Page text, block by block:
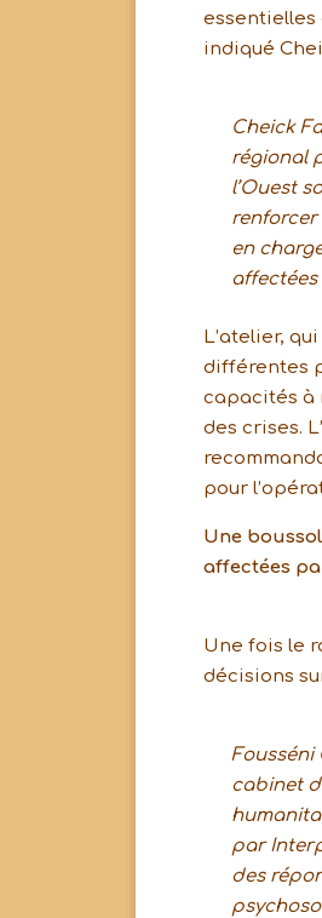
essentielles
indiqué
Cheick
régional
l’Ouest
renforcer
en
affectées
L’atelier,
différentes
capacités à
des crises.
pour
Une
affectées
Une fois le
décisions
Fousséni
cabinet
par
des